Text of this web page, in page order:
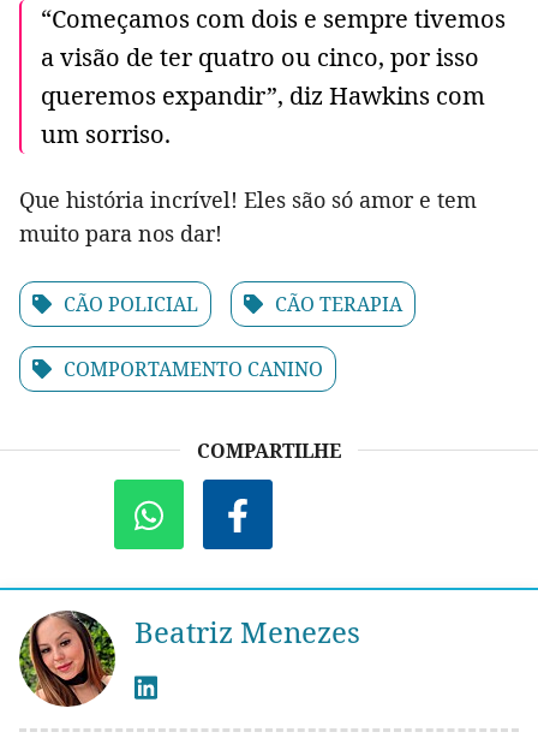
“Começamos com dois e sempre tivemos
a visão de ter quatro ou cinco, por isso
queremos expandir”, diz Hawkins com
um sorriso.
Que história incrível! Eles são só amor e tem
muito para nos dar!
CÃO POLICIAL CÃO TERAPIA
COMPORTAMENTO CANINO
COMPARTILHE
Beatriz Menezes